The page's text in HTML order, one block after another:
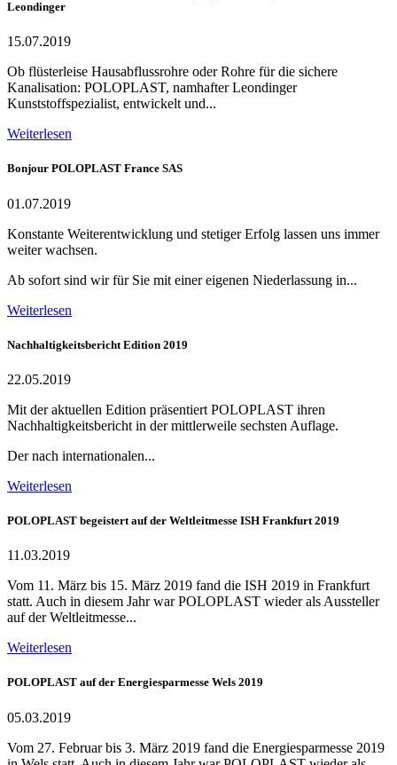
Leondinger
15.07.2019
Ob flüsterleise Hausabflussrohre oder Rohre für die sichere
Kanalisation: POLOPLAST, namhafter Leondinger
Kunststoffspezialist, entwickelt und...
Weiterlesen
Bonjour POLOPLAST France SAS
01.07.2019
Konstante Weiterentwicklung und stetiger Erfolg lassen uns immer
weiter wachsen.
Ab sofort sind wir für Sie mit einer eigenen Niederlassung in...
Weiterlesen
Nachhaltigkeitsbericht Edition 2019
22.05.2019
Mit der aktuellen Edition präsentiert POLOPLAST ihren
Nachhaltigkeitsbericht in der mittlerweile sechsten Auflage.
Der nach internationalen...
Weiterlesen
POLOPLAST begeistert auf der Weltleitmesse ISH Frankfurt 2019
11.03.2019
Vom 11. März bis 15. März 2019 fand die ISH 2019 in Frankfurt
statt. Auch in diesem Jahr war POLOPLAST wieder als Aussteller
auf der Weltleitmesse...
Weiterlesen
POLOPLAST auf der Energiesparmesse Wels 2019
05.03.2019
Vom 27. Februar bis 3. März 2019 fand die Energiesparmesse 2019